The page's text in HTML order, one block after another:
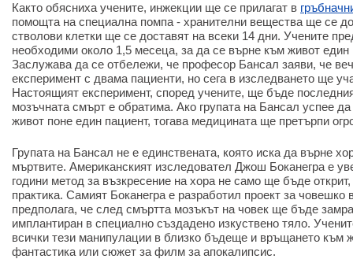
Както обясниха учените, инжекции ще се прилагат в
помощта на специална помпа - хранителни вещества ще се
стволови клетки ще се доставят на всеки 14 дни. Учените
необходими около 1,5 месеца, за да се върне към живот един
Заслужава да се отбележи, че професор Бансал заяви, че
експеримент с двама пациенти, но сега в изследването ще
Настоящият експеримент, според учените, ще бъде
мозъчната смърт е обратима. Ако групата на Бансал успее
живот поне един пациент, тогава медицината ще претърпи
Групата на Бансал не е единствената, която иска да върне
мъртвите. Американският изследовател Джош Боканегра е
години метод за възкресение на хора не само ще бъде
практика. Самият Боканегра е разработил проект за човешко
предполага, че след смъртта мозъкът на човек ще бъде
имплантиран в специално създадено изкуствено тяло.
всички тези манипулации в близко бъдеще и връщането към
фантастика или сюжет за филм за апокалипсис.